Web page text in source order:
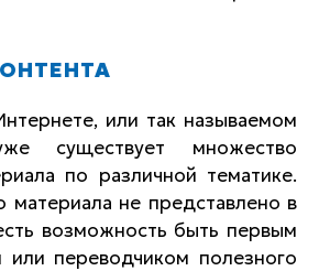
или так называемом
существует множество
по различной тематике.
материала не представлено в
возможность быть первым
или переводчиком полезного